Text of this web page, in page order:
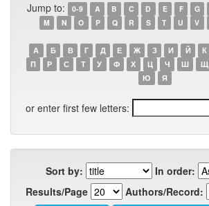
Jump to: 0-9 A B C D E F G
M
N O P Q R S T U V
А Б В Г Д Е Ж З И Й К
П
Р С Т У Ф Х Ц Ч Ш Щ
Ю
Я
or enter first few letters:
Sort by:
In order:
Results/Page
Authors/Record: